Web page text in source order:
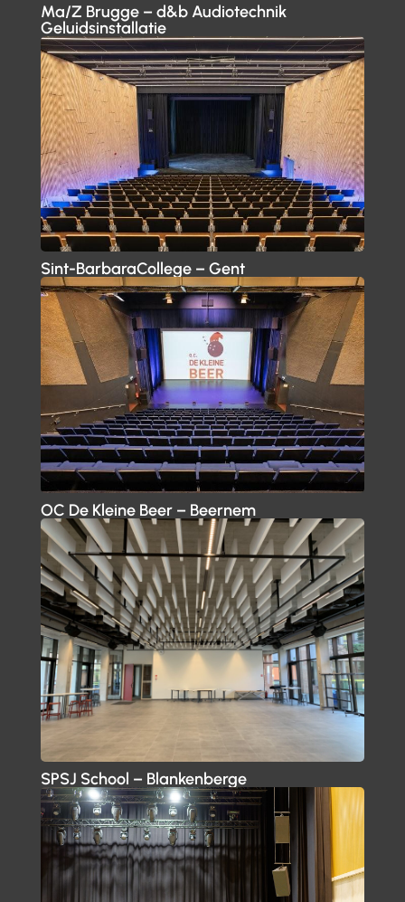
Ma/Z Brugge – d&b Audiotechnik
Geluidsinstallatie
Sint-BarbaraCollege – Gent
OC De Kleine Beer – Beernem
SPSJ School – Blankenberge